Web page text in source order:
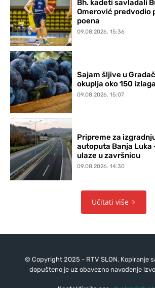
Bh. kadeti savladali
Omerović predvodio
poena
09.08.2026. 15:36
Sajam šljive u
okuplja oko 150
09.08.2026. 15:07
Pripreme za
autoputa Banja Luka
ulaze u završnicu
09.08.2026. 14:30
Učitati više
© Copyright 2025 - RTV SLON. Kopiranje
dopušteno je uz obavezno navođenje